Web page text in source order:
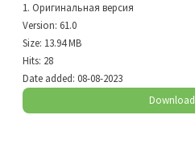
1. Оригинальная версия
Version: 61.0
Size: 13.94 MB
Hits: 28
Date added: 08-08-2023
Download